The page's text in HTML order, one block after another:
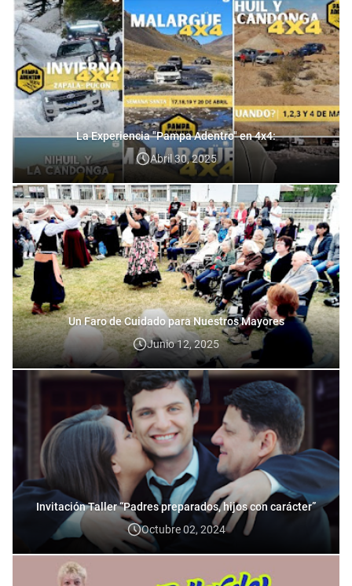
La Experiencia "Pampa Adentro" en 4x4:
Abril 30, 2025
Un Faro de Cuidado para Nuestros Mayores
Junio 12, 2025
Invitación Taller “Padres preparados, hijos con carácter”
Octubre 02, 2024